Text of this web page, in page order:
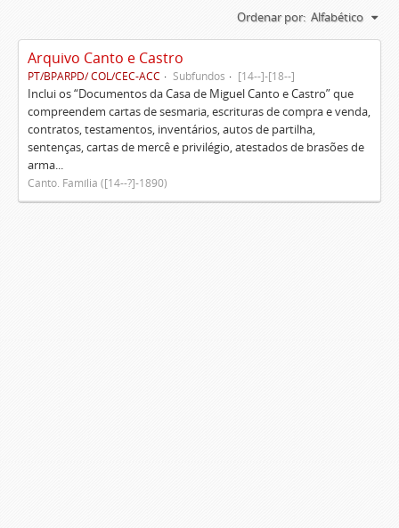
Ordenar por: Alfabético
Arquivo Canto e Castro
PT/BPARPD/ COL/CEC-ACC Subfundos [14--]-[18--]
Inclui os “Documentos da Casa de Miguel Canto e Castro” que
compreendem cartas de sesmaria, escrituras de compra e venda,
contratos, testamentos, inventários, autos de partilha,
sentenças, cartas de mercê e privilégio, atestados de brasões de
arma...
Canto. Família ([14--?]-1890)